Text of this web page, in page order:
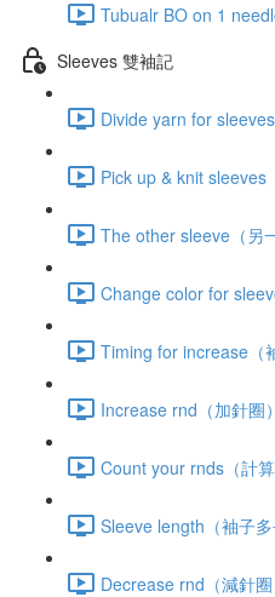
Tubualr BO on 1
Sleeves 雙袖記
Divide yarn for
Pick up & knit sleeves
The other sleeve（另
Change color for
Timing for increase（
Increase rnd（加針圈
Count your rnds（計
Sleeve length（袖子
Decrease rnd（減針